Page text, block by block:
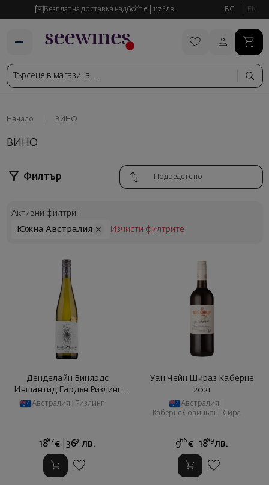
Безплатна доставка над6000 € 11735 лв. BG EN
Начало ВИНО
ВИНО
Филтър
Активни филтри:
Южна Австралия
Изчисти филтрите
Денделайн Винярдс
Иншантид Гардън Ризлинг
Елена ... 2022
Австралия Ризлинг
1887 € 3691 лв.
Уан Чейн Шираз Каберне
2021
Австралия
Каберне Совиньон
Сира
966 € 1889 лв.